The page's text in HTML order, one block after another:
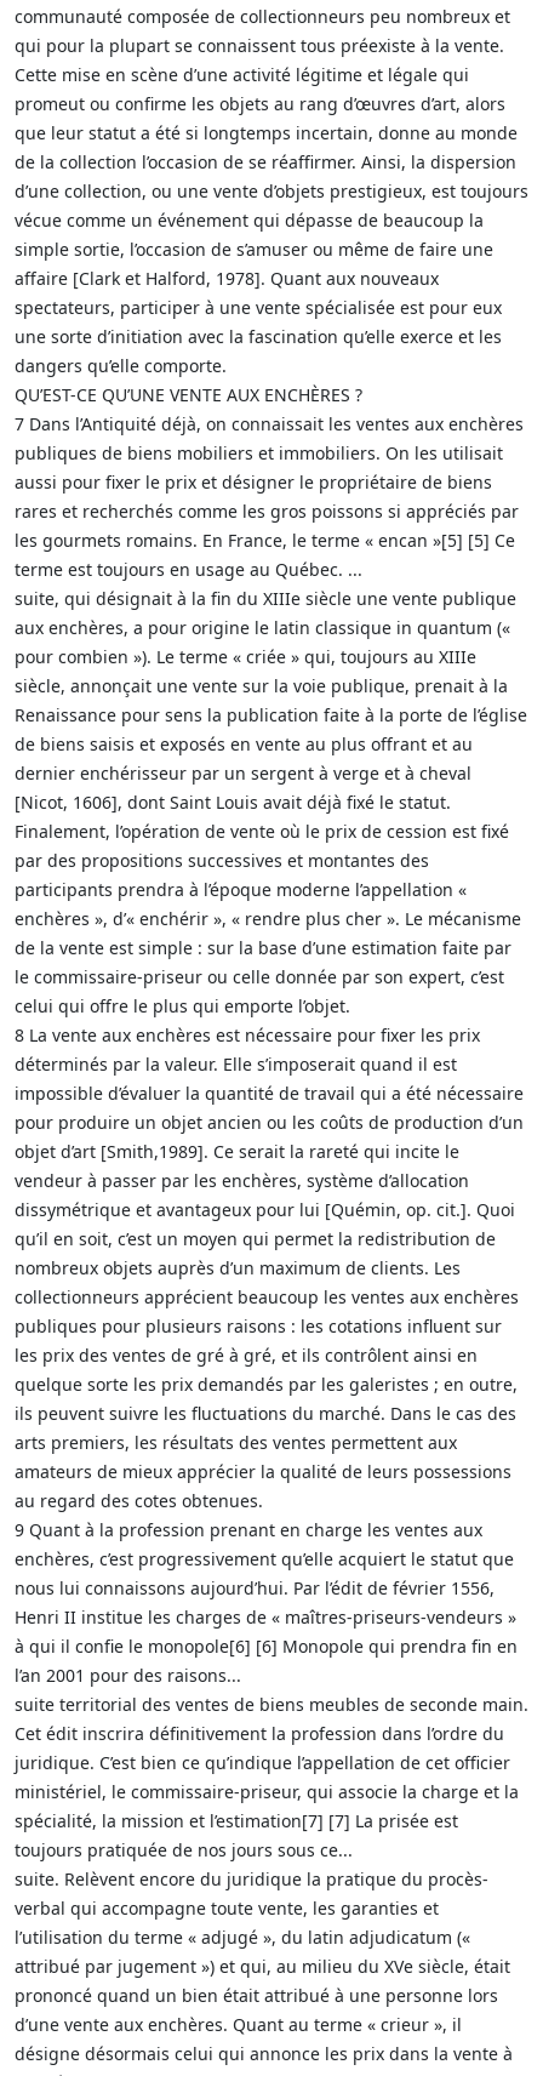
communauté composée de collectionneurs peu nombreux et
qui pour la plupart se connaissent tous préexiste à la vente.
Cette mise en scène d’une activité légitime et légale qui
promeut ou confirme les objets au rang d’œuvres d’art, alors
que leur statut a été si longtemps incertain, donne au monde
de la collection l’occasion de se réaffirmer. Ainsi, la dispersion
d’une collection, ou une vente d’objets prestigieux, est toujours
vécue comme un événement qui dépasse de beaucoup la
simple sortie, l’occasion de s’amuser ou même de faire une
affaire [Clark et Halford, 1978]. Quant aux nouveaux
spectateurs, participer à une vente spécialisée est pour eux
une sorte d’initiation avec la fascination qu’elle exerce et les
dangers qu’elle comporte.
QU’EST-CE QU’UNE VENTE AUX ENCHÈRES ?
7 Dans l’Antiquité déjà, on connaissait les ventes aux enchères
publiques de biens mobiliers et immobiliers. On les utilisait
aussi pour fixer le prix et désigner le propriétaire de biens
rares et recherchés comme les gros poissons si appréciés par
les gourmets romains. En France, le terme « encan »[5] [5] Ce
terme est toujours en usage au Québec. ...
suite, qui désignait à la fin du XIIIe siècle une vente publique
aux enchères, a pour origine le latin classique in quantum («
pour combien »). Le terme « criée » qui, toujours au XIIIe
siècle, annonçait une vente sur la voie publique, prenait à la
Renaissance pour sens la publication faite à la porte de l’église
de biens saisis et exposés en vente au plus offrant et au
dernier enchérisseur par un sergent à verge et à cheval
[Nicot, 1606], dont Saint Louis avait déjà fixé le statut.
Finalement, l’opération de vente où le prix de cession est fixé
par des propositions successives et montantes des
participants prendra à l’époque moderne l’appellation «
enchères », d’« enchérir », « rendre plus cher ». Le mécanisme
de la vente est simple : sur la base d’une estimation faite par
le commissaire-priseur ou celle donnée par son expert, c’est
celui qui offre le plus qui emporte l’objet.
8 La vente aux enchères est nécessaire pour fixer les prix
déterminés par la valeur. Elle s’imposerait quand il est
impossible d’évaluer la quantité de travail qui a été nécessaire
pour produire un objet ancien ou les coûts de production d’un
objet d’art [Smith,1989]. Ce serait la rareté qui incite le
vendeur à passer par les enchères, système d’allocation
dissymétrique et avantageux pour lui [Quémin, op. cit.]. Quoi
qu’il en soit, c’est un moyen qui permet la redistribution de
nombreux objets auprès d’un maximum de clients. Les
collectionneurs apprécient beaucoup les ventes aux enchères
publiques pour plusieurs raisons : les cotations influent sur
les prix des ventes de gré à gré, et ils contrôlent ainsi en
quelque sorte les prix demandés par les galeristes ; en outre,
ils peuvent suivre les fluctuations du marché. Dans le cas des
arts premiers, les résultats des ventes permettent aux
amateurs de mieux apprécier la qualité de leurs possessions
au regard des cotes obtenues.
9 Quant à la profession prenant en charge les ventes aux
enchères, c’est progressivement qu’elle acquiert le statut que
nous lui connaissons aujourd’hui. Par l’édit de février 1556,
Henri II institue les charges de « maîtres-priseurs-vendeurs »
à qui il confie le monopole[6] [6] Monopole qui prendra fin en
l’an 2001 pour des raisons...
suite territorial des ventes de biens meubles de seconde main.
Cet édit inscrira définitivement la profession dans l’ordre du
juridique. C’est bien ce qu’indique l’appellation de cet officier
ministériel, le commissaire-priseur, qui associe la charge et la
spécialité, la mission et l’estimation[7] [7] La prisée est
toujours pratiquée de nos jours sous ce...
suite. Relèvent encore du juridique la pratique du procès-
verbal qui accompagne toute vente, les garanties et
l’utilisation du terme « adjugé », du latin adjudicatum («
attribué par jugement ») et qui, au milieu du XVe siècle, était
prononcé quand un bien était attribué à une personne lors
d’une vente aux enchères. Quant au terme « crieur », il
désigne désormais celui qui annonce les prix dans la vente à